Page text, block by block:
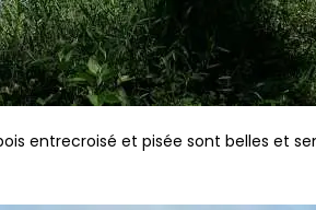
entrecroisé et pisée sont belles et